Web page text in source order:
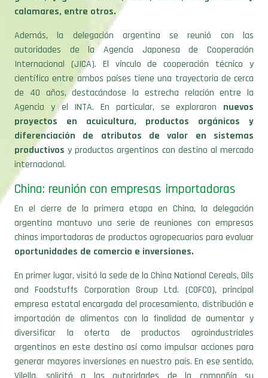
calamares, entre otros.
Además, la delegación argentina se reunió con las
autoridades de la Agencia Japonesa de Cooperación
Internacional (JICA). El vínculo de cooperación técnico y
científico entre ambos países tiene una trayectoria de cerca
de 40 años, destacándose la estrecha relación entre la
Agencia y el INTA. En particular, se exploraron nuevos
proyectos en acuicultura, productos orgánicos y
diferenciación de atributos de valor en sistemas
productivos y productos argentinos con destino al mercado
internacional.
China: reunión con empresas importadoras
En el cierre de la primera etapa en China, la delegación
argentina mantuvo una serie de reuniones con empresas
chinas importadoras de productos agropecuarios para evaluar
oportunidades de comercio e inversiones.
En primer lugar, visitó la sede de la China National Cereals, Oils
and Foodstuffs Corporation Group Ltd. (COFCO), principal
empresa estatal encargada del procesamiento, distribución e
importación de alimentos con la finalidad de aumentar y
diversificar la oferta de productos agroindustriales
argentinos en este destino así como impulsar acciones para
generar mayores inversiones en nuestro país. En ese sentido,